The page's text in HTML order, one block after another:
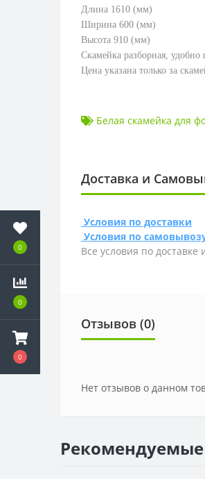
0
0
0
Длина 1610 (мм)
Ширина 600 (мм)
Высота 910 (мм)
Скамейка разборная,
Цена указана только за
Белая скамейка для
Доставка и
Условия по доставки
Условия по
Все условия по
Отзывов (0)
Нет отзывов о данном